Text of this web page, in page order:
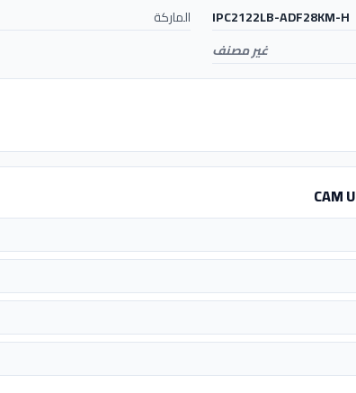
IPC2122LB-ADF28KM-H الماركة
غير مصنف